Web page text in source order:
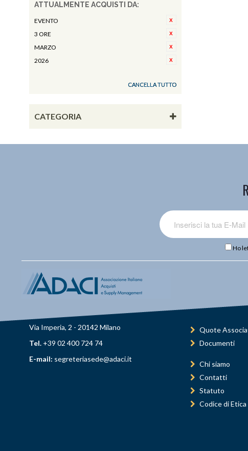
ATTUALMENTE ACQUISTI DA:
EVENTO
3 ORE
MARZO
2026
CANCELLA TUTTO
CATEGORIA
Ho
Via Imperia, 2 - 20142 Milano
Tel. +39 02 400 724 74
E-mail: segreteriasede@adaci.it
Quote
Documenti
Chi siamo
Contatti
Statuto
Codice di Etica